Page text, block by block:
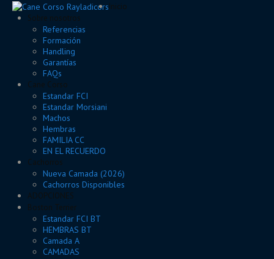
Inicio
Sobre nosotros
Referencias
Formación
Handling
Garantías
FAQs
Cane Corso
Estandar FCI
Estandar Morsiani
Machos
Hembras
FAMILIA CC
EN EL RECUERDO
Cachorros
Nueva Camada (2026)
Cachorros Disponibles
ADOPCIONES
Boston Terrier
Estandar FCI BT
HEMBRAS BT
Camada A
CAMADAS